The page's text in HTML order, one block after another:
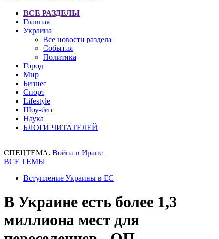
ВСЕ РАЗДЕЛЫ
Главная
Украина
Все новости раздела
События
Политика
Город
Мир
Бизнес
Спорт
Lifestyle
Шоу-биз
Наука
БЛОГИ ЧИТАТЕЛЕЙ
СПЕЦТЕМА: Война в Иране
ВСЕ ТЕМЫ
Вступление Украины в ЕС
В Украине есть более 1,3
миллиона мест для